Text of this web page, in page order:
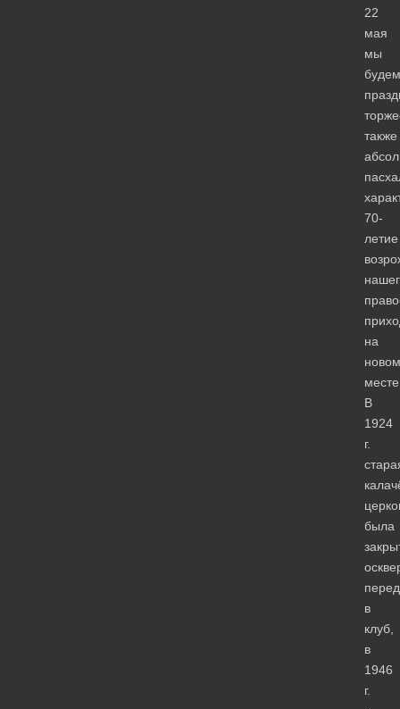
22
мая
мы
будем
также
70-
летие
на
новом
В
1924
г.
была
в
клуб,
в
1946
г.